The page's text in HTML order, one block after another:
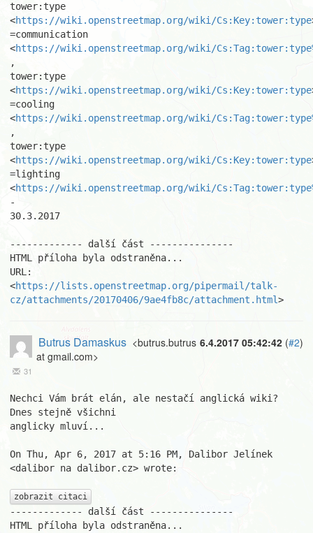
tower:type
<https://wiki.openstreetmap.org/wiki/Cs:Key:tower:type
=communication
<https://wiki.openstreetmap.org/wiki/
,
tower:type
<https://wiki.openstreetmap.org/wiki/Cs:Key:tower:type
=cooling
<https://wiki.openstreetmap.org/wiki/
,
tower:type
<https://wiki.openstreetmap.org/wiki/Cs:Key:tower:type
=lighting
<https://wiki.openstreetmap.org/wiki/
-
30.3.2017
------------- další část ---------------
HTML příloha byla odstraněna...
URL:
<https://lists.openstreetmap.org/pipermail/talk-
cz/attachments/20170406/9ae4fb8c/attachment.html>
6.4.2017 05:42:42 (#2)
Butrus Damaskus <butrus.butrus
at gmail.com>
31
Nechci Vám brát elán, ale nestačí anglická wiki?
Dnes stejně všichni
anglicky mluví...
On Thu, Apr 6, 2017 at 5:16 PM, Dalibor Jelínek
<dalibor na dalibor.cz> wrote:
zobrazit citaci
------------- další část ---------------
HTML příloha byla odstraněna...